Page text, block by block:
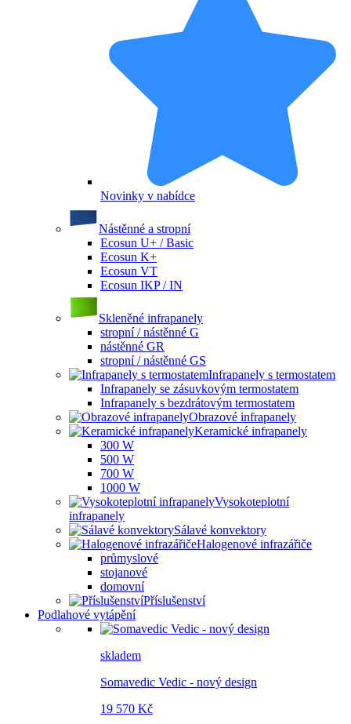
Novinky v nabídce
Nástěnné a stropní
Ecosun U+ / Basic
Ecosun K+
Ecosun VT
Ecosun IKP / IN
Skleněné infrapanely
stropní / nástěnné G
nástěnné GR
stropní / nástěnné GS
Infrapanely s termostatem
Infrapanely se zásuvkovým termostatem
Infrapanely s bezdrátovým termostatem
Obrazové infrapanely
Keramické infrapanely
300 W
500 W
700 W
1000 W
Vysokoteplotní
infrapanely
Sálavé konvektory
Halogenové infrazářiče
průmyslové
stojanové
domovní
Příslušenství
Podlahové vytápění
skladem
Somavedic Vedic - nový design
19 570 Kč